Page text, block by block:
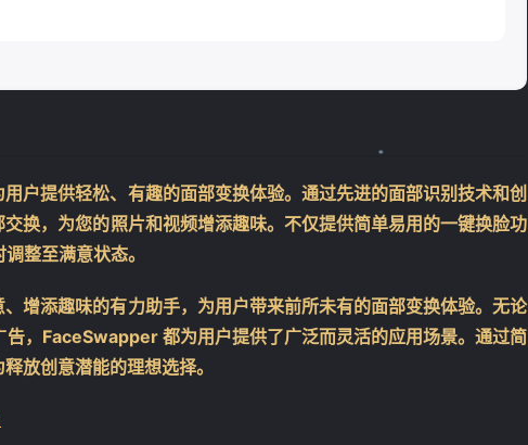
户提供轻松、有趣的面部变换体验。通过先进的面部识别技术和创
换，为您的照片和视频增添趣味。不仅提供简单易用的一键换脸功
整至满意状态。
增添趣味的有力助手，为用户带来前所未有的面部变换体验。无论
，FaceSwapper 都为用户提供了广泛而灵活的应用场景。通过简
放创意潜能的理想选择。